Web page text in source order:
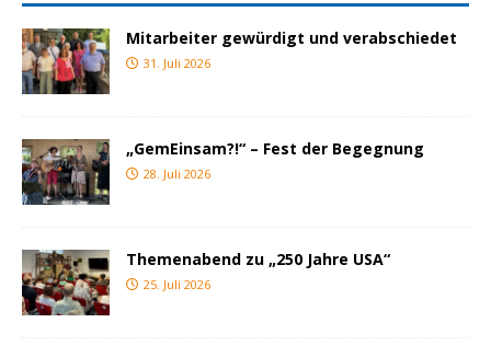
Mitarbeiter gewürdigt und verabschiedet
31. Juli 2026
„GemEinsam?!“ – Fest der Begegnung
28. Juli 2026
Themenabend zu „250 Jahre USA“
25. Juli 2026